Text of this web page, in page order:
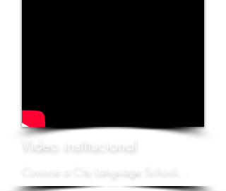
Video institucional
Conoce a City Language School...